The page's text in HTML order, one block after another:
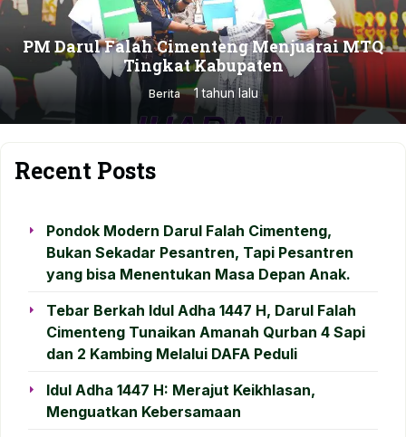
PM Darul Falah Cimenteng Menjuarai MTQ
Tingkat Kabupaten
Berita 1 tahun lalu
Recent Posts
Pondok Modern Darul Falah Cimenteng,
Bukan Sekadar Pesantren, Tapi Pesantren
yang bisa Menentukan Masa Depan Anak.
Tebar Berkah Idul Adha 1447 H, Darul Falah
Cimenteng Tunaikan Amanah Qurban 4 Sapi
dan 2 Kambing Melalui DAFA Peduli
Idul Adha 1447 H: Merajut Keikhlasan,
Menguatkan Kebersamaan